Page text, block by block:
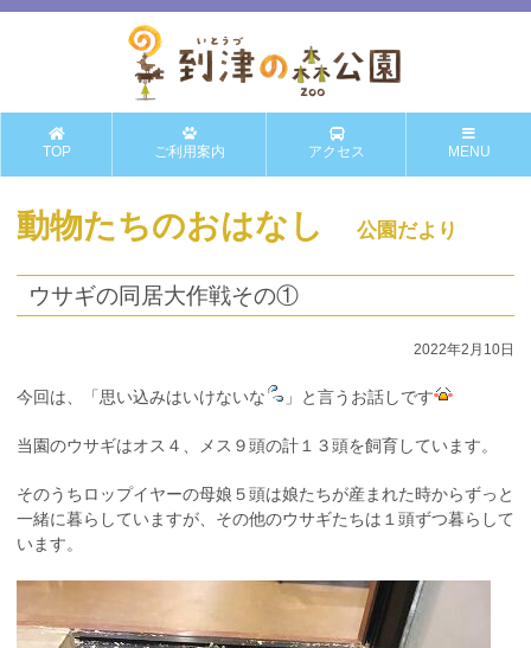
TOP ご利用案内 アクセス MENU
動物たちのおはなし 公園だより
ウサギの同居大作戦その①
2022年2月10日
今回は、「思い込みはいけないな 」と言うお話しです
当園のウサギはオス４、メス９頭の計１３頭を飼育しています。
そのうちロップイヤーの母娘５頭は娘たちが産まれた時からずっと
一緒に暮らしていますが、その他のウサギたちは１頭ずつ暮らして
います。